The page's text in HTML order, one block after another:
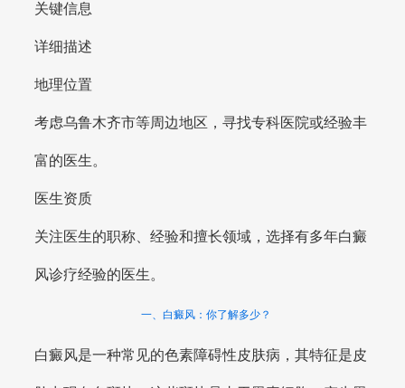
关键信息
详细描述
地理位置
考虑乌鲁木齐市等周边地区，寻找专科医院或经验丰
富的医生。
医生资质
关注医生的职称、经验和擅长领域，选择有多年白癜
风诊疗经验的医生。
一、白癜风：你了解多少？
白癜风是一种常见的色素障碍性皮肤病，其特征是皮